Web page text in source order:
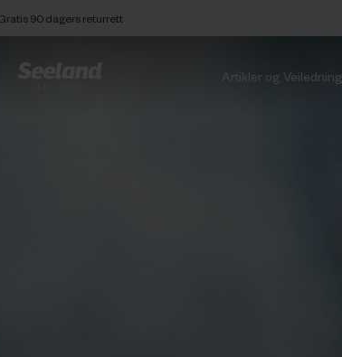
90 dagers returrett
Artikler og